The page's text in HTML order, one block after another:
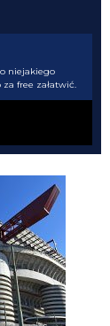
niejakiego
free załatwić.
itd